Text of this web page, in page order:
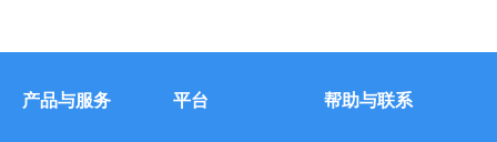
产品与服务 平台 帮助与联系